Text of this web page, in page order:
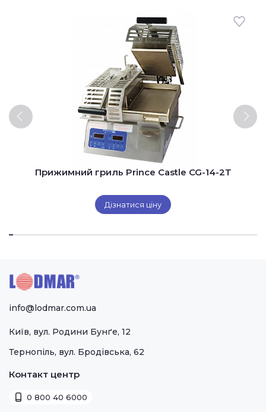
Прижимний гриль Prince Castle CG-14-2T
Дізнатися ціну
info@lodmar.com.ua
Київ, вул. Родини Бунґе, 12
Тернопіль, вул. Бродівська, 62
Контакт центр
0 800 40 6000